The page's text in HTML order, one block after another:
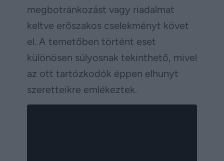
megbotránkozást vagy riadalmat
keltve erőszakos cselekményt követ
el. A temetőben történt eset
különösen súlyosnak tekinthető, mivel
az ott tartózkodók éppen elhunyt
szeretteikre emlékeztek.